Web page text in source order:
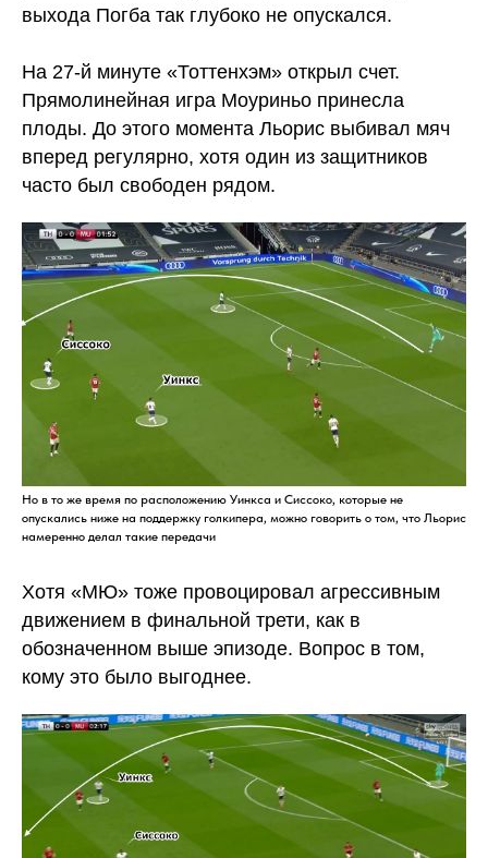
выхода Погба так глубоко не опускался.
На 27-й минуте «Тоттенхэм» открыл счет.
Прямолинейная игра Моуриньо принесла
плоды. До этого момента Льорис выбивал мяч
вперед регулярно, хотя один из защитников
часто был свободен рядом.
Но в то же время по расположению Уинкса и Сиссоко, которые не
опускались ниже на поддержку голкипера, можно говорить о том, что Льорис
намеренно делал такие передачи
Хотя «МЮ» тоже провоцировал агрессивным
движением в финальной трети, как в
обозначенном выше эпизоде. Вопрос в том,
кому это было выгоднее.